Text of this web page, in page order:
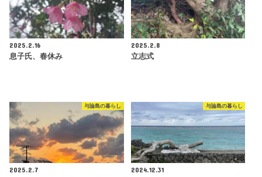
2025.2.16
息子氏、春休み
2025.2.8
立志式
与論島の暮らし
2025.2.7
与論島の暮らし
2024.12.31